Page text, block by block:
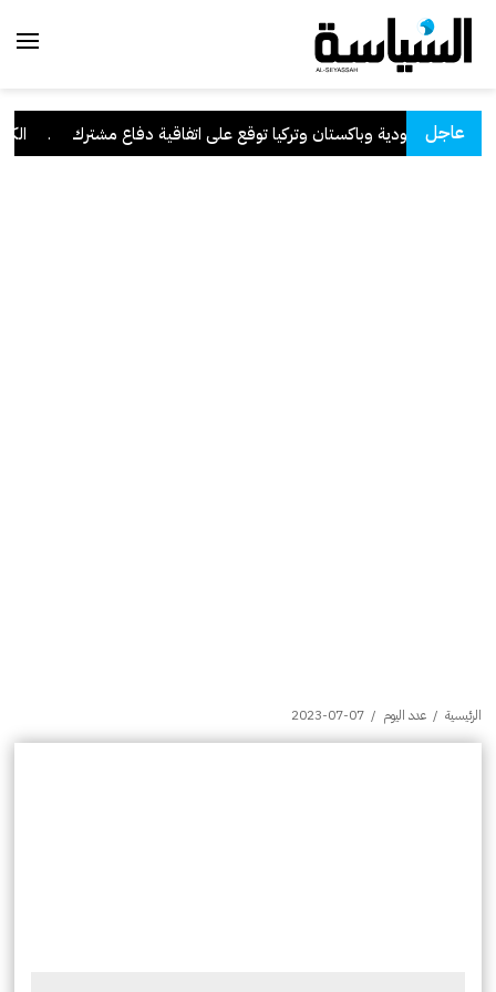
عاجل
السعودية وباكستان وتركيا توقع على اتفاقية دفاع مشترك
الرئيسية / عدد اليوم /
2023-07-07